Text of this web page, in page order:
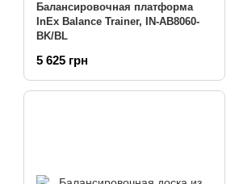
Балансировочная платформа
InEx Balance Trainer, IN-AB8060-
BK/BL
5 625 грн